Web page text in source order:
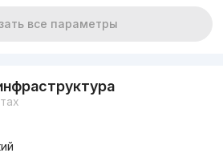
все параметры